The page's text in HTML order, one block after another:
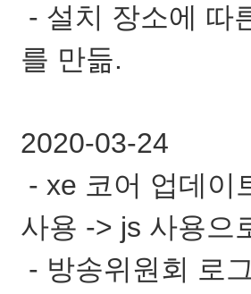
- 설치 장소에 따
를 만듦.
2020-03-24
- xe 코어 업데이
사용 -> js 사용으
- 방송위원회 로